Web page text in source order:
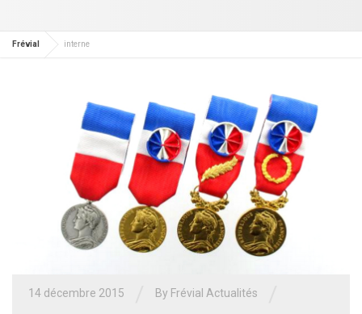
Frévial interne
14 décembre 2015 By Frévial Actualités